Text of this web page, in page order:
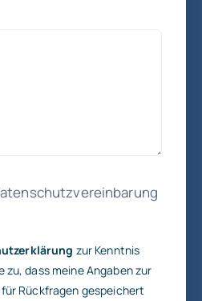
zur Kenntnis
zu, dass meine Angaben zur
Rückfragen gespeichert